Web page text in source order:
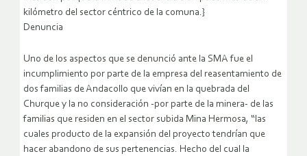
kilómetro del sector céntrico de la comuna.}
Denuncia
Uno de los aspectos que se denunció ante la SMA fue el
incumplimiento por parte de la empresa del reasentamiento de
dos familias de Andacollo que vivían en la quebrada del
Churque y la no consideración -por parte de la minera- de las
familias que residen en el sector subida Mina Hermosa, “las
cuales producto de la expansión del proyecto tendrían que
hacer abandono de sus pertenencias. Hecho del cual la